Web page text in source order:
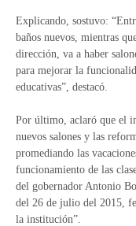
Explicando, sostuvo:
baños nuevos, mientras
dirección, va a haber
para mejorar la
educativas”, destacó.
Por último, aclaró que el
nuevos salones y las
promediando las
funcionamiento de las
del gobernador Antonio
del 26 de julio del 2015,
la institución”.